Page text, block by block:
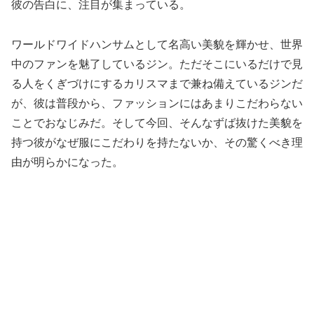
彼の告白に、注目が集まっている。
ワールドワイドハンサムとして名高い美貌を輝かせ、世界
中のファンを魅了しているジン。ただそこにいるだけで見
る人をくぎづけにするカリスマまで兼ね備えているジンだ
が、彼は普段から、ファッションにはあまりこだわらない
ことでおなじみだ。そして今回、そんなずば抜けた美貌を
持つ彼がなぜ服にこだわりを持たないか、その驚くべき理
由が明らかになった。